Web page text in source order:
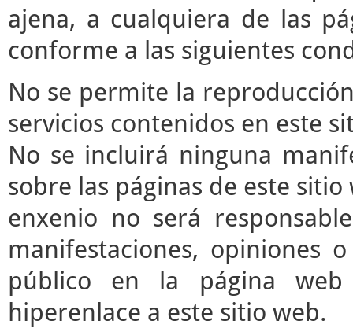
ajena, a cualquiera de las
conforme a las siguientes
No se permite la
servicios contenidos en este
No se incluirá ninguna
sobre las páginas de este sitio
enxenio no será
manifestaciones, opiniones
público en la página
hiperenlace a este sitio web.